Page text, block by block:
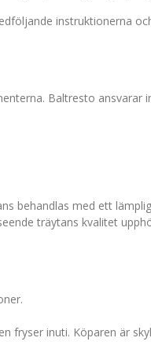
instruktionerna
Baltresto ansvarar
behandlas med ett
träytans kvalitet
fryser inuti. Köparen är